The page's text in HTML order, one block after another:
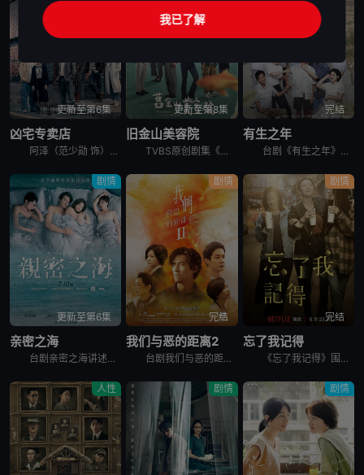
更新至第6集
凶宅专卖店
阿泽（范少勋 饰）为了筹措妹妹欣爱的换心手术费，决心卖掉自住二十年的凶宅，却意外加入专门买卖凶宅的“义胜房屋”。办公室寒酸，头顶日光灯闪个不停，同事也各有怪癖：抽烟抖脚又沉迷手游的勇仁、消息灵通的
更新至第8集
旧金山美容院
TVBS原创剧集《旧金山美容院》由刘品言、连晨翔、章广辰 领衔主演！王牌制作人戴天易与金奖编剧杜政哲联手，以生活、人性、商战为故事主轴，是一部重于刻画剧本对白及角色心境的写实类型剧，势必将在视觉与
完结
有生之年
台剧《有生之年》讲述离家多年落魄的高嘉岳（吴慷仁 饰）感情、事业双双卡关，与世界告别前他回家探望家人，却因为高家人各自遭遇各种难题而产生羁绊的故事。
剧情
更新至第6集
亲密之海
台剧亲密之海讲述的是：2003年，陈汉荣校园邂逅初恋，从此关于李宪宏，他无役不与。十年过去他守候依旧。李宪宏却告别过去，不但悄悄转移事业中心，满腹胸怀也不如往昔;与公司总经理晓雯长期婚外情，更为情
剧情
完结
我们与恶的距离2
台剧我们与恶的距离2的故事从一场超市纵火案展开，24岁的嫌犯造成五死十二伤的惨剧，这案件成为施⾏国民法官制度后，首个可能判处死刑的案例。大火也烧出了六个家庭交织的命运，时有错过又彼此牵扯，他们背负
剧情
完结
忘了我记得
《忘了我记得》围绕着已婚女性程乐乐（谢盈萱饰）展开，她一边做脱口秀演员，一边兼职便利店员工。在平淡无奇的生活中，乐乐对未来充满希望和梦想，但却接连遭遇挑战。除了与丈夫张凯（霍建华饰）之间的婚姻危机
人性 剧情 剧情
我已了解